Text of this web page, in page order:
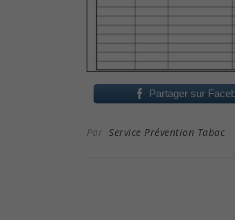
Partager sur
Par Service Prévention Tabac